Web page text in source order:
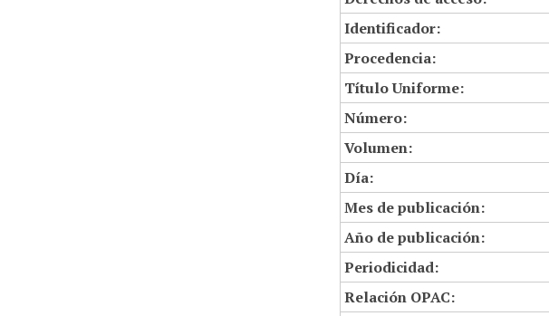
Identificador:
Procedencia:
Título Uniforme:
Número:
Volumen:
Día:
Mes de publicación:
Año de publicación:
Periodicidad:
Relación OPAC: